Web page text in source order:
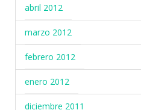
abril 2012
marzo 2012
febrero 2012
enero 2012
diciembre 2011